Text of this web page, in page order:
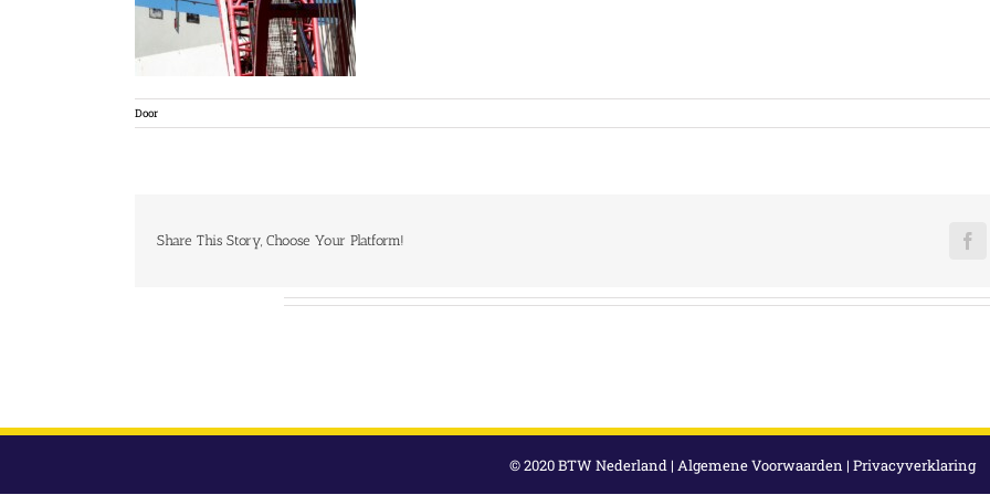
Door
Share This Story, Choose Your Platform!
© 2020 BTW Nederland | Algemene Voorwaarden | Privacyverklaring